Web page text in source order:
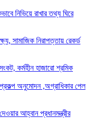
নিভিয়ে রাখার তথ্য ঘিরে
সামাজিক নিরাপত্তায় রেকর্ড
কর্মহীন হাজারো শ্রমিক
অনুমোদন ,অগ্রাধিকার পেল
আহ্বান প্রধানমন্ত্রীর